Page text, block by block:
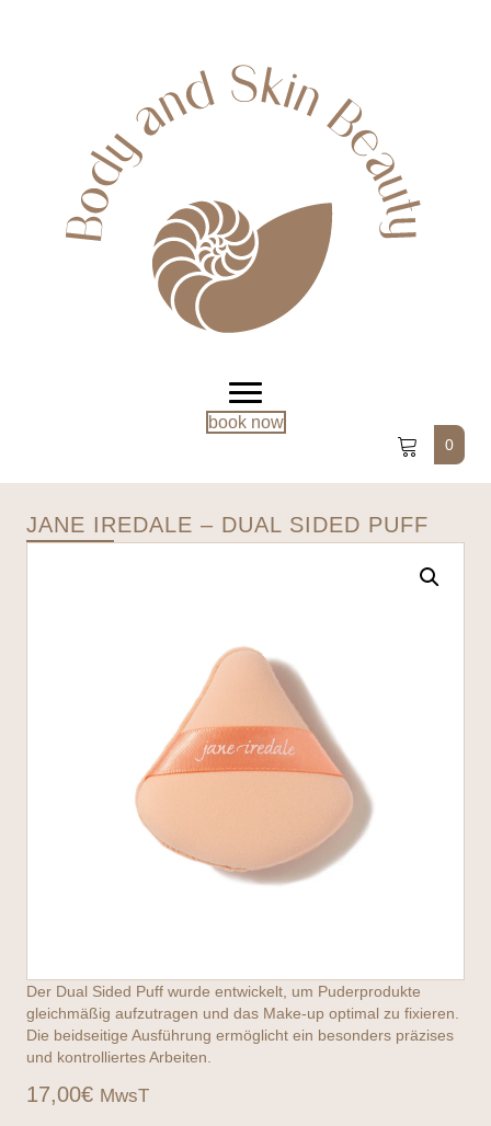
book now
0
JANE IREDALE – DUAL SIDED PUFF
Der Dual Sided Puff wurde entwickelt, um Puderprodukte
gleichmäßig aufzutragen und das Make-up optimal zu fixieren.
Die beidseitige Ausführung ermöglicht ein besonders präzises
und kontrolliertes Arbeiten.
17,00€ MwsT